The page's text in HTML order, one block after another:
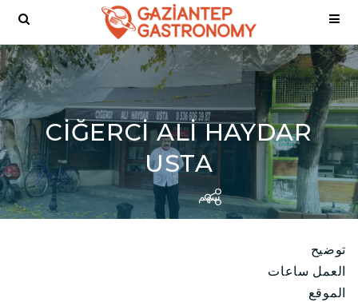
CİĞERCİ ALİ HAYDAR
USTA
سهم
توضيح
العمل ساعات
الموقع